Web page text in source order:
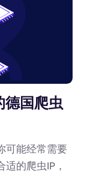
德国爬虫
可能经常需要
的爬虫IP，